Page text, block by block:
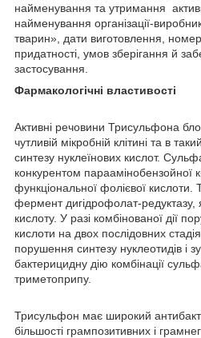
найменування та утримання
найменування організації-
тварин», дати виготовлення,
придатності, умов зберігання й
застосування.
Фармакологічні властивості
Активні речовини Трисульфона
чутливій мікробній клітині та в
синтезу нуклеїнових кислот.
конкурентом параамінобензойної
функціональної фолієвої
фермент дигідрофолат-редуктазу,
кислоту. У разі комбінованої дії
кислоти на двох послідовних
порушення синтезу нуклеотидів і
бактерицидну дію комбінації
триметоприпу.
Трисульфон має широкий
більшості грампозитивних і